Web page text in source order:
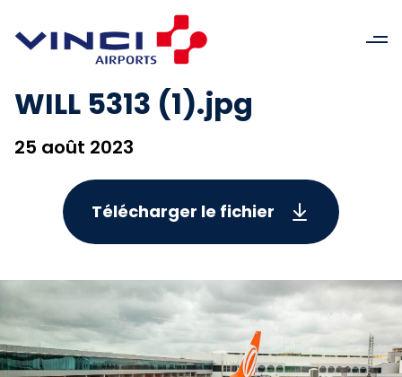
WILL 5313 (1).jpg
25 août 2023
Télécharger le fichier